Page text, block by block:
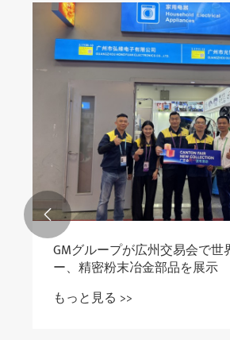
GMグループが広州交易会で世
ー、精密粉末冶金部品を展示
もっと見る >>
